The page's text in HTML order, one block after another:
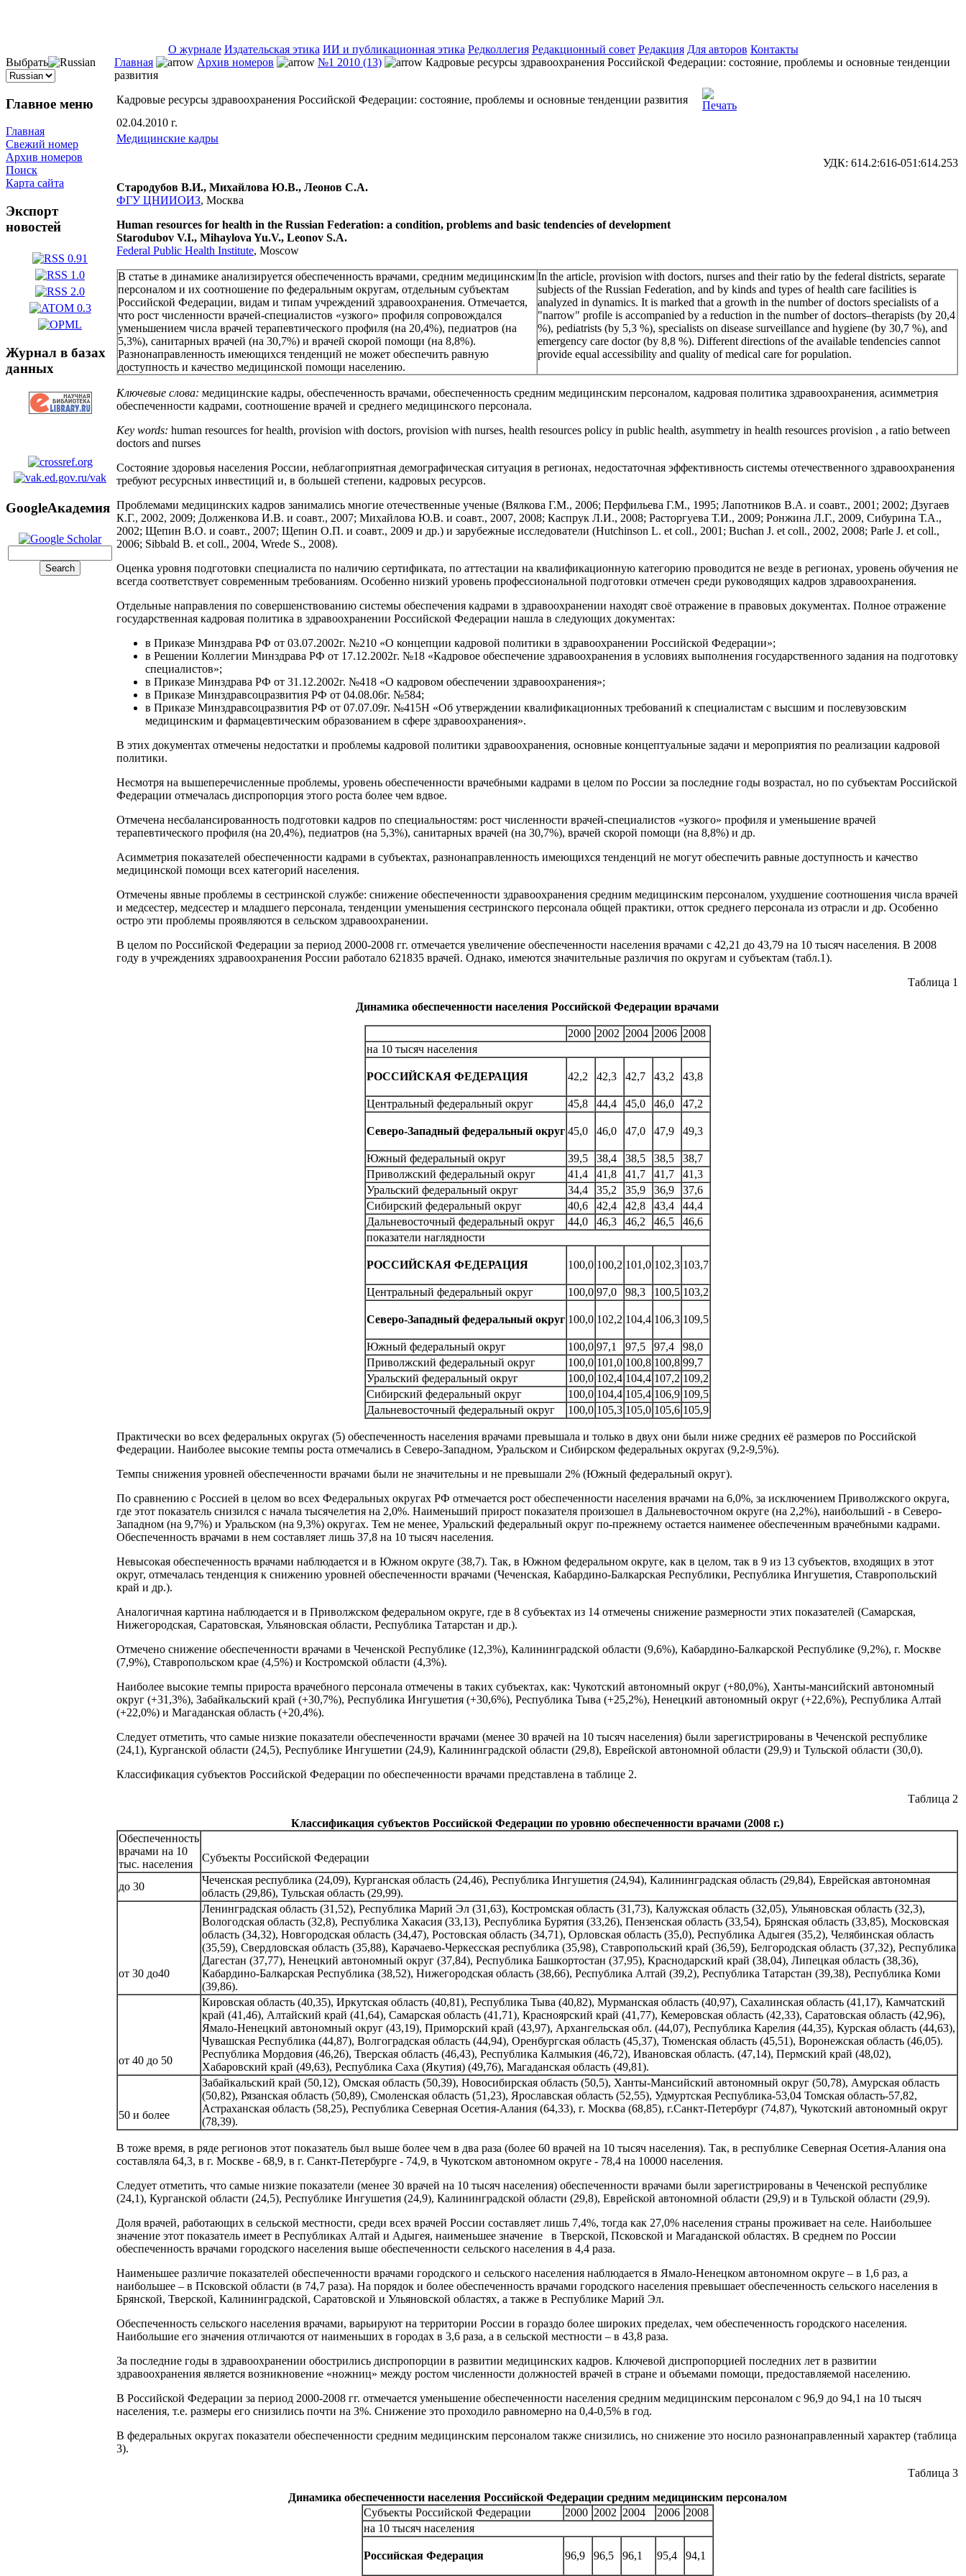
О журнале Издательская этика ИИ и публикационная этика Редколлегия Редакционный совет Редакция Для авторов Контакты
Выбрать
Главное меню
Главная
Свежий номер
Архив номеров
Поиск
Карта сайта
Экспорт
новостей
Журнал в базах
данных
GoogleАкадемия
Главная Архив номеров №1 2010 (13)
Кадровые ресурсы здравоохранения Российской Федерации: состояние, проблемы и основные тенденции
развития
Кадровые ресурсы здравоохранения Российской Федерации: состояние, проблемы и основные тенденции развития
02.04.2010 г.
Медицинские кадры
УДК: 614.2:616-051:614.253
Стародубов В.И., Михайлова Ю.В., Леонов С.А.
ФГУ ЦНИИОИЗ, Москва
Human resources for health in the Russian Federation: a condition, problems and basic tendencies of development
Starodubov V.I., Mihaylova Yu.V., Leonov S.A.
Federal Public Health Institute, Moscow
В статье в динамике анализируется обеспеченность врачами, средним медицинским
персоналом и их соотношение по федеральным округам, отдельным субъектам
Российской Федерации, видам и типам учреждений здравоохранения. Отмечается,
что рост численности врачей-специалистов «узкого» профиля сопровождался
уменьшением числа врачей терапевтического профиля (на 20,4%), педиатров (на
5,3%), санитарных врачей (на 30,7%) и врачей скорой помощи (на 8,8%).
Разнонаправленность имеющихся тенденций не может обеспечить равную
доступность и качество медицинской помощи населению.
In the article, provision with doctors, nurses and their ratio by the federal districts, separate
subjects of the Russian Federation, and by kinds and types of health care facilities is
analyzed in dynamics. It is marked that a growth in the number of doctors specialists of a
"narrow" profile is accompanied by a reduction in the number of doctors–therapists (by 20,4
%), pediatrists (by 5,3 %), specialists on disease surveillance and hygiene (by 30,7 %), and
emergency care doctor (by 8,8 %). Different directions of the available tendencies cannot
provide equal accessibility and quality of medical care for population.
Ключевые слова: медицинские кадры, обеспеченность врачами, обеспеченность средним медицинским персоналом, кадровая политика здравоохранения, асимметрия
обеспеченности кадрами, соотношение врачей и среднего медицинского персонала.
Key words: human resources for health, provision with doctors, provision with nurses, health resources policy in public health, asymmetry in health resources provision , a ratio between
doctors and nurses
Состояние здоровья населения России, неблагоприятная демографическая ситуация в регионах, недостаточная эффективность системы отечественного здравоохранения
требуют ресурсных инвестиций и, в большей степени, кадровых ресурсов.
Проблемами медицинских кадров занимались многие отечественные ученые (Вялкова Г.М., 2006; Перфильева Г.М., 1995; Лапотников В.А. и соавт., 2001; 2002; Дзугаев
К.Г., 2002, 2009; Долженкова И.В. и соавт., 2007; Михайлова Ю.В. и соавт., 2007, 2008; Каспрук Л.И., 2008; Расторгуева Т.И., 2009; Ронжина Л.Г., 2009, Сибурина Т.А.,
2002; Щепин В.О. и соавт., 2007; Щепин О.П. и соавт., 2009 и др.) и зарубежные исследователи (Hutchinson L. et coll., 2001; Buchan J. et coll., 2002, 2008; Parle J. et coll.,
2006; Sibbald B. et coll., 2004, Wrede S., 2008).
Оценка уровня подготовки специалиста по наличию сертификата, по аттестации на квалификационную категорию проводится не везде в регионах, уровень обучения не
всегда соответствует современным требованиям. Особенно низкий уровень профессиональной подготовки отмечен среди руководящих кадров здравоохранения.
Отдельные направления по совершенствованию системы обеспечения кадрами в здравоохранении находят своё отражение в правовых документах. Полное отражение
государственная кадровая политика в здравоохранении Российской Федерации нашла в следующих документах:
в Приказе Минздрава РФ от 03.07.2002г. №210 «О концепции кадровой политики в здравоохранении Российской Федерации»;
в Решении Коллегии Минздрава РФ от 17.12.2002г. №18 «Кадровое обеспечение здравоохранения в условиях выполнения государственного задания на подготовку
специалистов»;
в Приказе Минздрава РФ от 31.12.2002г. №418 «О кадровом обеспечении здравоохранения»;
в Приказе Минздравсоцразвития РФ от 04.08.06г. №584;
в Приказе Минздравсоцразвития РФ от 07.07.09г. №415Н «Об утверждении квалификационных требований к специалистам с высшим и послевузовским
медицинским и фармацевтическим образованием в сфере здравоохранения».
В этих документах отмечены недостатки и проблемы кадровой политики здравоохранения, основные концептуальные задачи и мероприятия по реализации кадровой
политики.
Несмотря на вышеперечисленные проблемы, уровень обеспеченности врачебными кадрами в целом по России за последние годы возрастал, но по субъектам Российской
Федерации отмечалась диспропорция этого роста более чем вдвое.
Отмечена несбалансированность подготовки кадров по специальностям: рост численности врачей-специалистов «узкого» профиля и уменьшение врачей
терапевтического профиля (на 20,4%), педиатров (на 5,3%), санитарных врачей (на 30,7%), врачей скорой помощи (на 8,8%) и др.
Асимметрия показателей обеспеченности кадрами в субъектах, разнонаправленность имеющихся тенденций не могут обеспечить равные доступность и качество
медицинской помощи всех категорий населения.
Отмечены явные проблемы в сестринской службе: снижение обеспеченности здравоохранения средним медицинским персоналом, ухудшение соотношения числа врачей
и медсестер, медсестер и младшего персонала, тенденции уменьшения сестринского персонала общей практики, отток среднего персонала из отрасли и др. Особенно
остро эти проблемы проявляются в сельском здравоохранении.
В целом по Российской Федерации за период 2000-2008 гг. отмечается увеличение обеспеченности населения врачами с 42,21 до 43,79 на 10 тысяч населения. В 2008
году в учреждениях здравоохранения России работало 621835 врачей. Однако, имеются значительные различия по округам и субъектам (табл.1).
Таблица 1
Динамика обеспеченности населения Российской Федерации врачами
2000 2002 2004 2006 2008
на 10 тысяч населения
РОССИЙСКАЯ ФЕДЕРАЦИЯ 42,2 42,3 42,7 43,2 43,8
Центральный федеральный округ 45,8 44,4 45,0 46,0 47,2
Северо-Западный федеральный округ 45,0 46,0 47,0 47,9 49,3
Южный федеральный округ 39,5 38,4 38,5 38,5
38,7
Приволжский федеральный округ
41,4 41,8 41,7 41,7
41,3
Уральский федеральный округ
34,4 35,2 35,9 36,9
37,6
Сибирский федеральный округ
40,6 42,4 42,8 43,4
44,4
Дальневосточный федеральный округ
44,0 46,3 46,2 46,5
46,6
показатели наглядности
РОССИЙСКАЯ ФЕДЕРАЦИЯ 100,0 100,2 101,0 102,3 103,7
Центральный федеральный округ 100,0 97,0 98,3 100,5 103,2
Северо-Западный федеральный округ 100,0 102,2 104,4 106,3 109,5
Южный федеральный округ 100,0 97,1 97,5 97,4
98,0
Приволжский федеральный округ
100,0 101,0 100,8 100,8 99,7
Уральский федеральный округ
100,0 102,4 104,4 107,2 109,2
Сибирский федеральный округ
100,0 104,4 105,4 106,9 109,5
Дальневосточный федеральный округ
100,0 105,3 105,0 105,6 105,9
Практически во всех федеральных округах (5) обеспеченность населения врачами превышала и только в двух они были ниже средних её размеров по Российской
Федерации. Наиболее высокие темпы роста отмечались в Северо-Западном, Уральском и Сибирском федеральных округах (9,2-9,5%).
Темпы снижения уровней обеспеченности врачами были не значительны и не превышали 2% (Южный федеральный округ).
По сравнению с Россией в целом во всех Федеральных округах РФ отмечается рост обеспеченности населения врачами на 6,0%, за исключением Приволжского округа,
где этот показатель снизился с начала тысячелетия на 2,0%. Наименьший прирост показателя произошел в Дальневосточном округе (на 2,2%), наибольший - в Северо-
Западном (на 9,7%) и Уральском (на 9,3%) округах. Тем не менее, Уральский федеральный округ по-прежнему остается наименее обеспеченным врачебными кадрами.
Обеспеченность врачами в нем составляет лишь 37,8 на 10 тысяч населения.
Невысокая обеспеченность врачами наблюдается и в Южном округе (38,7). Так, в Южном федеральном округе, как в целом, так в 9 из 13 субъектов, входящих в этот
округ, отмечалась тенденция к снижению уровней обеспеченности врачами (Чеченская, Кабардино-Балкарская Республики, Республика Ингушетия, Ставропольский
край и др.).
Аналогичная картина наблюдается и в Приволжском федеральном округе, где в 8 субъектах из 14 отмечены снижение размерности этих показателей (Самарская,
Нижегородская, Саратовская, Ульяновская области, Республика Татарстан и др.).
Отмечено снижение обеспеченности врачами в Чеченской Республике (12,3%), Калининградской области (9,6%), Кабардино-Балкарской Республике (9,2%), г. Москве
(7,9%), Ставропольском крае (4,5%) и Костромской области (4,3%).
Наиболее высокие темпы прироста врачебного персонала отмечены в таких субъектах, как: Чукотский автономный округ (+80,0%), Ханты-мансийский автономный
округ (+31,3%), Забайкальский край (+30,7%), Республика Ингушетия (+30,6%), Республика Тыва (+25,2%), Ненецкий автономный округ (+22,6%), Республика Алтай
(+22,0%) и Магаданская область (+20,4%).
Следует отметить, что самые низкие показатели обеспеченности врачами (менее 30 врачей на 10 тысяч населения) были зарегистрированы в Чеченской республике
(24,1), Курганской области (24,5), Республике Ингушетии (24,9), Калининградской области (29,8), Еврейской автономной области (29,9) и Тульской области (30,0).
Классификация субъектов Российской Федерации по обеспеченности врачами представлена в таблице 2.
Таблица 2
Классификация субъектов Российской Федерации по уровню обеспеченности врачами (2008 г.)
Обеспеченность
врачами на 10
тыс. населения
Субъекты Российской Федерации
до 30
Чеченская республика (24,09), Курганская область (24,46), Республика Ингушетия (24,94), Калининградская область (29,84), Еврейская автономная
область (29,86), Тульская область (29,99).
от 30 до40
Ленинградская область (31,52), Республика Марий Эл (31,63), Костромская область (31,73), Калужская область (32,05), Ульяновская область (32,3),
Вологодская область (32,8), Республика Хакасия (33,13), Рecпублика Бурятия (33,26), Пензенская область (33,54), Брянская область (33,85), Московская
область (34,32), Новгородская область (34,47), Ростовская область (34,71), Орловская область (35,0), Республика Адыгея (35,2), Челябинская область
(35,59), Свердловская область (35,88), Карачаево-Черкесская республика (35,98), Ставропольский край (36,59), Белгородская область (37,32), Республика
Дагестан (37,77), Ненецкий автономный округ (37,84), Республика Башкopтoстан (37,95), Краснодарский край (38,04), Липецкая область (38,36),
Кабардино-Балкарская Республика (38,52), Нижегородская область (38,66), Республика Алтай (39,2), Республика Татарстан (39,38), Республика Коми
(39,86).
от 40 до 50
Кировская область (40,35), Иркутская область (40,81), Республика Тыва (40,82), Мурманская область (40,97), Сахалинская область (41,17), Камчатский
край (41,46), Алтайский край (41,64), Самарская область (41,71), Красноярский край (41,77), Кемеровская область (42,33), Саратовская область (42,96),
Ямало-Ненецкий автономный округ (43,19), Приморский край (43,97), Архангельская обл. (44,07), Республика Карелия (44,35), Курская область (44,63),
Чувашская Республика (44,87), Волгоградская область (44,94), Оренбургская область (45,37), Тюменская oбласть (45,51), Воронежская область (46,05).
Республика Мордовия (46,26), Тверская область (46,43), Республика Калмыкия (46,72), Ивановская область. (47,14), Пермский край (48,02),
Хабаровский край (49,63), Республика Саха (Якутия) (49,76), Магаданская область (49,81).
50 и более
Забайкальский край (50,12), Омская область (50,39), Новосибирская область (50,5), Ханты-Мансийский автономный округ (50,78), Амурская область
(50,82), Рязанская область (50,89), Смоленская область (51,23), Ярославская область (52,55), Удмуртская Республика-53,04 Томская область-57,82,
Астраханская область (58,25), Республика Северная Осетия-Алания (64,33), г. Москва (68,85), г.Санкт-Петербург (74,87), Чукотский автономный округ
(78,39).
В тоже время, в ряде регионов этот показатель был выше более чем в два раза (более 60 врачей на 10 тысяч населения). Так, в республике Северная Осетия-Алания она
составляла 64,3, в г. Москве - 68,9, в г. Санкт-Петербурге - 74,9, в Чукотском автономном округе - 78,4 на 10000 населения.
Следует отметить, что самые низкие показатели (менее 30 врачей на 10 тысяч населения) обеспеченности врачами были зарегистрированы в Чеченской республике
(24,1), Курганской области (24,5), Республике Ингушетия (24,9), Калининградской области (29,8), Еврейской автономной области (29,9) и в Тульской области (29,9).
Доля врачей, работающих в сельской местности, среди всех врачей России составляет лишь 7,4%, тогда как 27,0% населения страны проживает на селе. Наибольшее
значение этот показатель имеет в Республиках Алтай и Адыгея, наименьшее значение в Тверской, Псковской и Магаданской областях. В среднем по России
обеспеченность врачами городского населения выше обеспеченности сельского населения в 4,4 раза.
Наименьшее различие показателей обеспеченности врачами городского и сельского населения наблюдается в Ямало-Ненецком автономном округе – в 1,6 раз, а
наибольшее – в Псковской области (в 74,7 раза). На порядок и более обеспеченность врачами городского населения превышает обеспеченность сельского населения в
Брянской, Тверской, Калининградской, Саратовской и Ульяновской областях, а также в Республике Марий Эл.
Обеспеченность сельского населения врачами, варьируют на территории России в гораздо более широких пределах, чем обеспеченность городского населения.
Наибольшие его значения отличаются от наименьших в городах в 3,6 раза, а в сельской местности – в 43,8 раза.
За последние годы в здравоохранении обострились диспропорции в развитии медицинских кадров. Ключевой диспропорцией последних лет в развитии
здравоохранения является возникновение «ножниц» между ростом численности должностей врачей в стране и объемами помощи, предоставляемой населению.
В Российской Федерации за период 2000-2008 гг. отмечается уменьшение обеспеченности населения средним медицинским персоналом с 96,9 до 94,1 на 10 тысяч
населения, т.е. размеры его снизились почти на 3%. Снижение это проходило равномерно на 0,4-0,5% в год.
В федеральных округах показатели обеспеченности средним медицинским персоналом также снизились, но снижение это носило разнонаправленный характер (таблица
3).
Таблица 3
Динамика обеспеченности населения Российской Федерации средним медицинским персоналом
Субъекты Российской Федерации
2000 2002 2004 2006 2008
на 10 тысяч населения
Российская Федерация 96,9 96,5 96,1 95,4 94,1